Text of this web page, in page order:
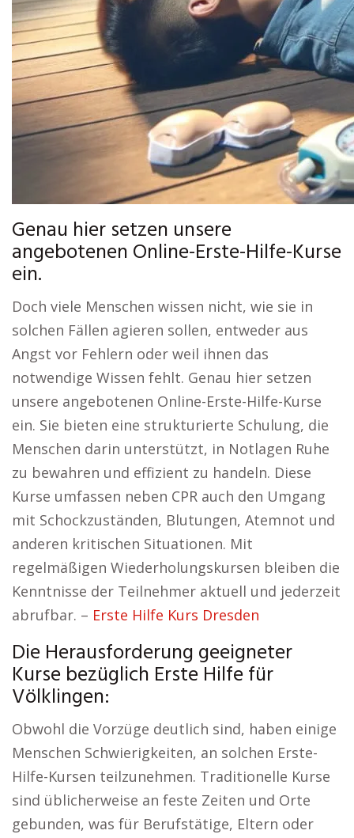
Genau hier setzen unsere
angebotenen Online-Erste-Hilfe-Kurse
ein.
Doch viele Menschen wissen nicht, wie sie in
solchen Fällen agieren sollen, entweder aus
Angst vor Fehlern oder weil ihnen das
notwendige Wissen fehlt. Genau hier setzen
unsere angebotenen Online-Erste-Hilfe-Kurse
ein. Sie bieten eine strukturierte Schulung, die
Menschen darin unterstützt, in Notlagen Ruhe
zu bewahren und effizient zu handeln. Diese
Kurse umfassen neben CPR auch den Umgang
mit Schockzuständen, Blutungen, Atemnot und
anderen kritischen Situationen. Mit
regelmäßigen Wiederholungskursen bleiben die
Kenntnisse der Teilnehmer aktuell und jederzeit
abrufbar. – Erste Hilfe Kurs Dresden
Die Herausforderung geeigneter
Kurse bezüglich Erste Hilfe für
Völklingen:
Obwohl die Vorzüge deutlich sind, haben einige
Menschen Schwierigkeiten, an solchen Erste-
Hilfe-Kursen teilzunehmen. Traditionelle Kurse
sind üblicherweise an feste Zeiten und Orte
gebunden, was für Berufstätige, Eltern oder